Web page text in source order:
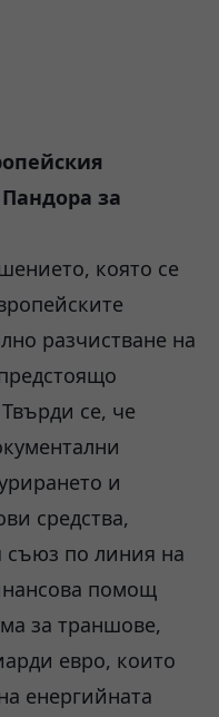
за
която се
разчистване на
се, че
и
средства,
съюз по линия на
помощ
за траншове,
евро, които
енергийната